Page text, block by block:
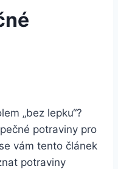
„bez lepku“?
potraviny pro
vám tento článek
potraviny